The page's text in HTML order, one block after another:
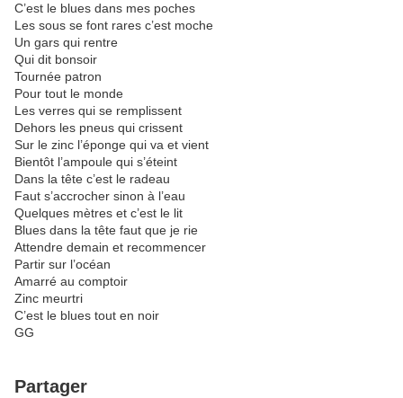
C’est le blues dans mes poches
Les sous se font rares c’est moche
Un gars qui rentre
Qui dit bonsoir
Tournée patron
Pour tout le monde
Les verres qui se remplissent
Dehors les pneus qui crissent
Sur le zinc l’éponge qui va et vient
Bientôt l’ampoule qui s’éteint
Dans la tête c’est le radeau
Faut s’accrocher sinon à l’eau
Quelques mètres et c’est le lit
Blues dans la tête faut que je rie
Attendre demain et recommencer
Partir sur l’océan
Amarré au comptoir
Zinc meurtri
C’est le blues tout en noir
GG
Partager